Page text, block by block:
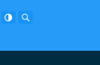
Facebook